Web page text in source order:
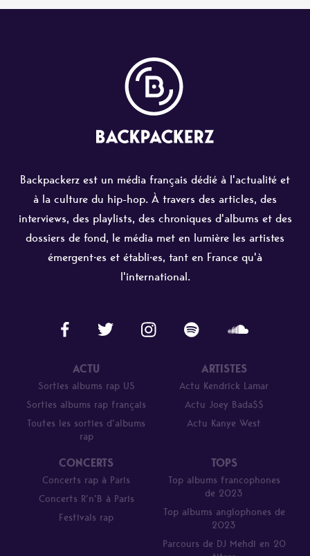
Backpackerz est un média français dédié à l'actualité et
à la culture du hip-hop. À travers des articles, des
interviews, des playlists, des chroniques d'albums et des
dossiers de fond, le média met en lumière les artistes
émergent·es et établi·es, tant en France qu'à
l'international.
ACTU
Sorties albums rap US
Sorties albums rap français
Toutes les sorties d’albums
rap
ARTISTES
Actu Kendrick Lamar
Actu Joey Bada$$
Actu Kanye West
CONCERTS
Concerts rap à Paris
Concerts R’n’B à Paris
Festivals rap
TOPS
Top albums francophones
de 2023
Top albums anglophones de
2023
Parcours de DJ Mehdi en 20